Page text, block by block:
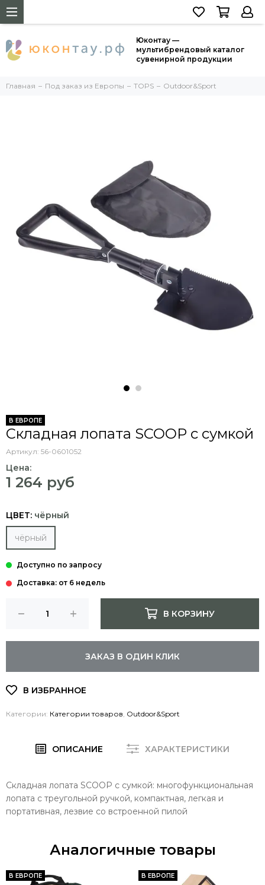
Юконтау —
мультибрендовый каталог
сувенирной продукции
Главная Под заказ из Европы TOPS Outdoor&Sport
В ЕВРОПЕ
Складная лопата SCOOP с сумкой
Артикул: 56-0601052
Цена:
1 264 руб
ЦВЕТ: чёрный
чёрный
Доставка: от 6 недель
В КОРЗИНУ
ЗАКАЗ В ОДИН КЛИК
Категории: Категории товаров Outdoor&Sport
ОПИСАНИЕ ХАРАКТЕРИСТИКИ
Складная лопата SCOOP с сумкой: многофункциональная
лопата с треугольной ручкой, компактная, легкая и
портативная, лезвие со встроенной пилой
Аналогичные товары
В ЕВРОПЕ В ЕВРОПЕ